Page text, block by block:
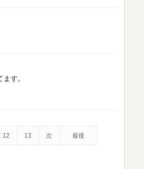
す。
12 13 次 最後